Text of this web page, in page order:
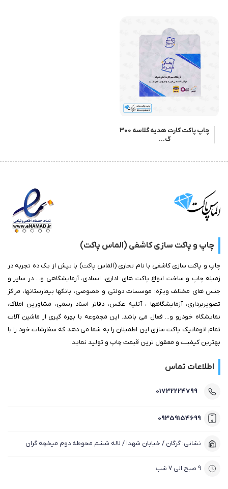
چاپ پاکت کارت هدیه گلاسه 300
گ...
چاپ و پاکت سازی کاشفی (الماس پاکت)
چاپ و پاکت سازی کاشفی با نام تجاری (الماس پاکت) با بیش از یک ده تجربه در
زمینه چاپ و ساخت انواع پاکت های: اداری، اسنادی، آزمایشگاهی و... در سایز و
جنس های مختلف ویژه: موسسات دولتی و خصوصی، بانکها بیمارستانها، مراکز
تصویربرداری، آزمایشگاهها ، آتلیه عکس، دفاتر اسناد رسمی، مشاورین املاک،
نمایشگاه خودرو و... فعال می باشد. این مجموعه با بهره گیری از ماشین آلات
تمام اتوماتیک پاکت سازی این اطمینان را به شما می دهد که سفارشات خود را با
بهترین کیفیت و معقول ترین قیمت چاپ و تولید نماید.
اطلاعات تماس
01732224799
09359154699
نشانی: گرگان / خیابان شهدا / لاله ششم محوطه دوم میخچه گران
9 صبح الی 7 شب